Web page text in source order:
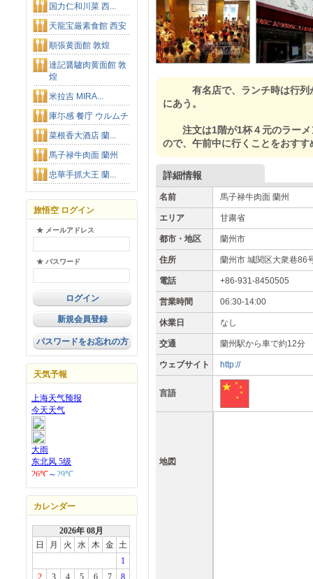
国力仁和川菜 西...
天龍宝厳素食館 西安
順張黄面館 敦煌
達記醤驢肉黄面館 敦
煌
米拉吉 MIRA...
庫尓感 餐庁 ウルムチ
菜根香大酒店 蘭...
馬子禄牛肉面 蘭州
忠華手抓大王 蘭...
旅悟空 ログイン
★ メールアドレス
★ パスワード
新規会員登録
パスワードをお忘れの方
天気予報
カレンダー
2026年 08月
日
月 火 水 木 金 土
1
2
3 4 5 6 7 8
有名店で、ランチ時は行列
にあう。
注文は1階が1杯４元のラーメ
ので、午前中に行くことをおすす
詳細情報
名前 馬子禄牛肉面 蘭州
エリア 甘粛省
都市・地区 蘭州市
住所 蘭州市 城関区大衆巷86
電話 +86-931-8450505
営業時間 06:30-14:00
休業日 なし
交通 蘭州駅から車で約12分
ウェブサイト http://
言語
地図